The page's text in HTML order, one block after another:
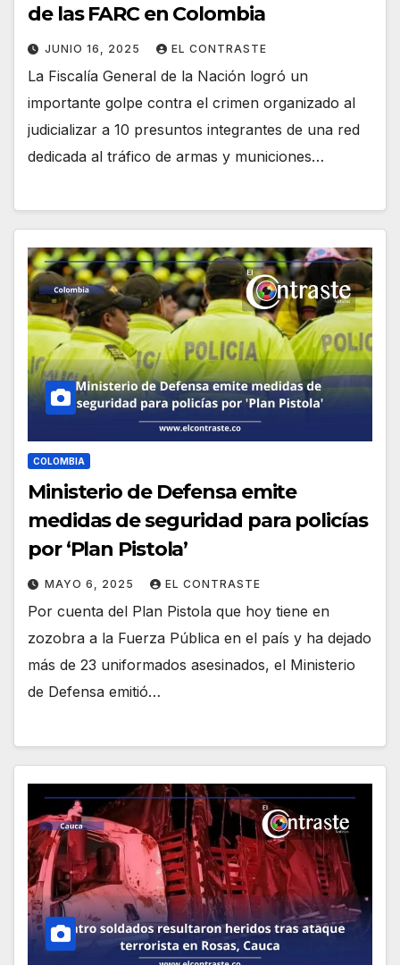
de las FARC en Colombia
JUNIO 16, 2025 EL CONTRASTE
La Fiscalía General de la Nación logró un
importante golpe contra el crimen organizado al
judicializar a 10 presuntos integrantes de una red
dedicada al tráfico de armas y municiones…
COLOMBIA
Ministerio de Defensa emite
medidas de seguridad para policías
por ‘Plan Pistola’
MAYO 6, 2025 EL CONTRASTE
Por cuenta del Plan Pistola que hoy tiene en
zozobra a la Fuerza Pública en el país y ha dejado
más de 23 uniformados asesinados, el Ministerio
de Defensa emitió…